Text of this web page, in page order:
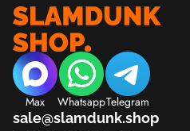
Max WhatsappTelegram
sale@slamdunk.shop